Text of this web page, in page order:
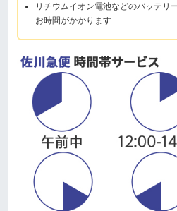
リチウムイオン電池などのバッテリ
お時間がかかります